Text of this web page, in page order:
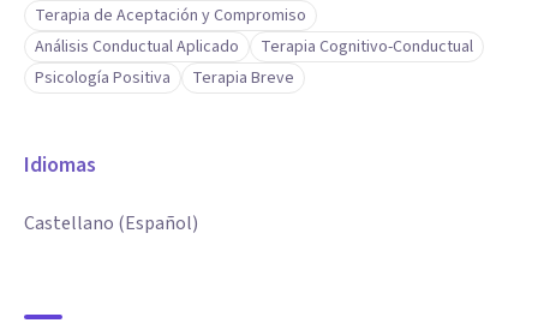
Terapia de Aceptación y Compromiso
Análisis Conductual Aplicado
Terapia Cognitivo-Conductual
Psicología Positiva
Terapia Breve
Idiomas
Castellano (Español)